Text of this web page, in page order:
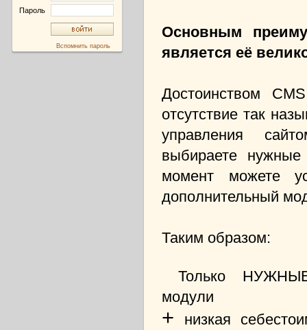
Пароль
Вспомнить пароль
Основным
является её
Достоинством
отсутствие так
управления
выбираете
момент можете
дополнительный
Таким образом:
Только
модули
+ низкая